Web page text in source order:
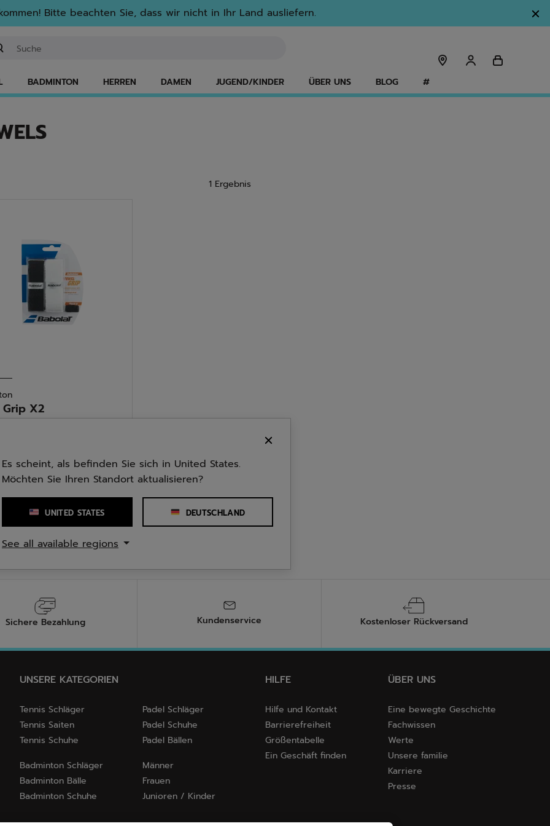
Bitte beachten Sie, dass wir nicht in Ihr Land ausliefern.
BADMINTON HERREN DAMEN JUGEND/KINDER ÜBER UNS BLOG #
1 Ergebnis
Towels
X2
1
Sichere Bezahlung Kundenservice Kostenloser Rückversand
UNSERE KATEGORIEN
Tennis Schläger
Tennis Saiten
Tennis Schuhe
Padel Schläger
Padel Schuhe
Padel Bällen
Badminton Schläger
Badminton Bälle
Badminton Schuhe
Männer
Frauen
Junioren / Kinder
HILFE
Hilfe und Kontakt
Barrierefreiheit
Größentabelle
Ein Geschäft finden
ÜBER UNS
Eine bewegte Geschichte
Fachwissen
Werte
Unsere familie
Karriere
Presse
Es scheint, als befinden Sie sich in United States.
Möchten Sie Ihren Standort aktualisieren?
UNITED STATES DEUTSCHLAND
See all available regions